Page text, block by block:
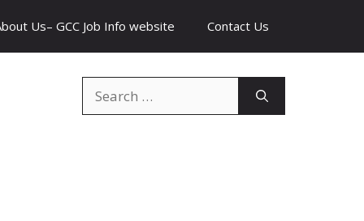
Us– GCC Job Info website Contact Us
for: